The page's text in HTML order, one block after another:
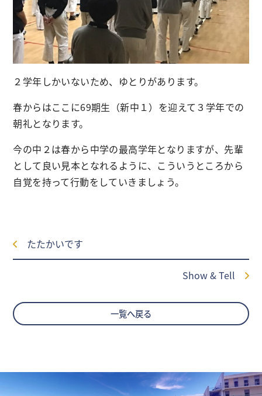
２学年しかいないため、ゆとりがあります。
春からはここに69期生（新中１）を迎えて３学年での
朝礼となります。
今の中２は春から中学の最高学年となりますが、先輩
として良い見本となれるように、こういうところから
自覚を持って行動をしていきましょう。
たたかいです
Show & Tell
一覧へ戻る